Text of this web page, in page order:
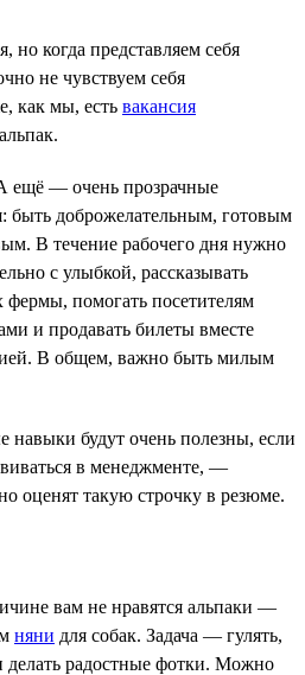
но когда представляем себя
не чувствуем себя
как мы, есть вакансия
ещё — очень прозрачные
быть доброжелательным, готовым
В течение рабочего дня нужно
с улыбкой, рассказывать
помогать посетителям
и продавать билеты вместе
В общем, важно быть милым
навыки будут очень полезны, если
в менеджменте, —
оценят такую строчку в резюме.
вам не нравятся альпаки —
няни для собак. Задача — гулять,
делать радостные фотки. Можно